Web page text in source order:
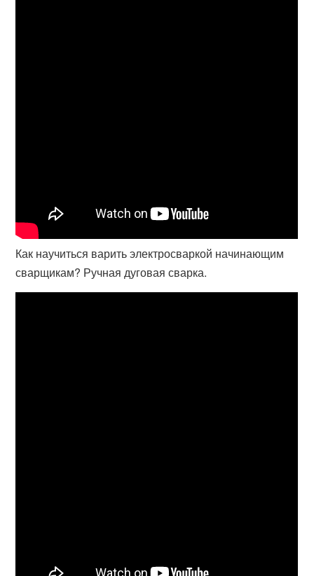
Как научиться варить электросваркой начинающим
сварщикам? Ручная дуговая сварка.